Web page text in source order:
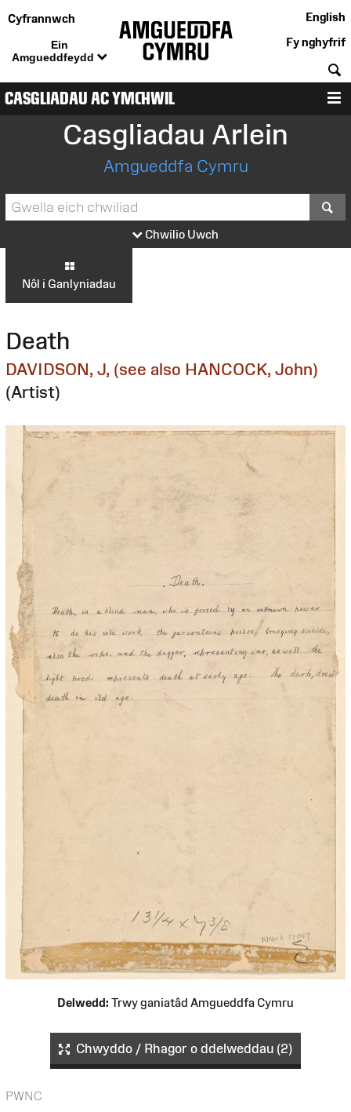
Cyfrannwch
Ein
Amgueddfeydd
English
Fy nghyfrif
CASGLIADAU AC YMCHWIL
Casgliadau Arlein
Amgueddfa Cymru
Chwilio Uwch
Nôl i Ganlyniadau
Death
DAVIDSON, J, (see also HANCOCK, John)
(Artist)
Delwedd: Trwy ganiatâd Amgueddfa Cymru
Chwyddo / Rhagor o ddelweddau (2)
PWNC